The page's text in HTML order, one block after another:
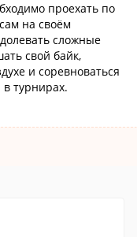
проехать по
на своём
сложные
свой байк,
и соревноваться
в турнирах.